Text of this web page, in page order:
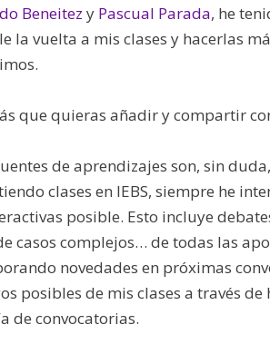
Beneitez y Pascual Parada, he
la vuelta a mis clases y hacerlas
que quieras añadir y compartir
de aprendizajes son, sin
clases en IEBS, siempre he
posible. Esto incluye
casos complejos… de todas las
novedades en próximas
posibles de mis clases a través
de convocatorias.